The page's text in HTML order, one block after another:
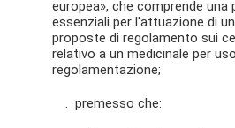
europea», che comprende
essenziali per l'attuazione di
proposte di regolamento sui
relativo a un medicinale per
regolamentazione;
. premesso che: